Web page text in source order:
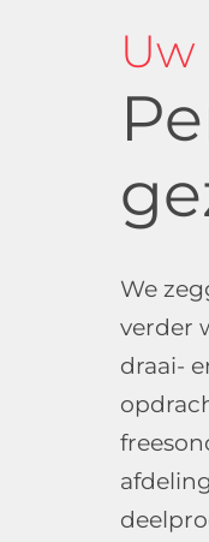
We
verder
draai-